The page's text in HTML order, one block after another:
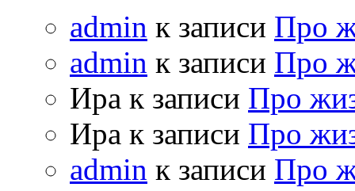
admin к записи Про
admin к записи Про
Ира к записи Про
Ира к записи Про
admin к записи Про